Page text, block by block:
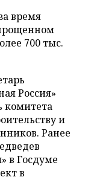
время
700 тыс.
Россия»
комитета
и
Ранее
в Госдуме
в